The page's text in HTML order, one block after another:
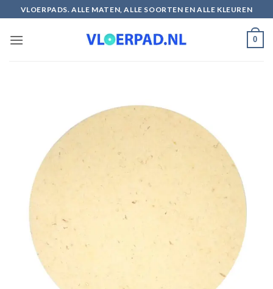
naar
inhoud
VLOERPADS. ALLE MATEN, ALLE SOORTEN EN ALLE KLEUREN
0